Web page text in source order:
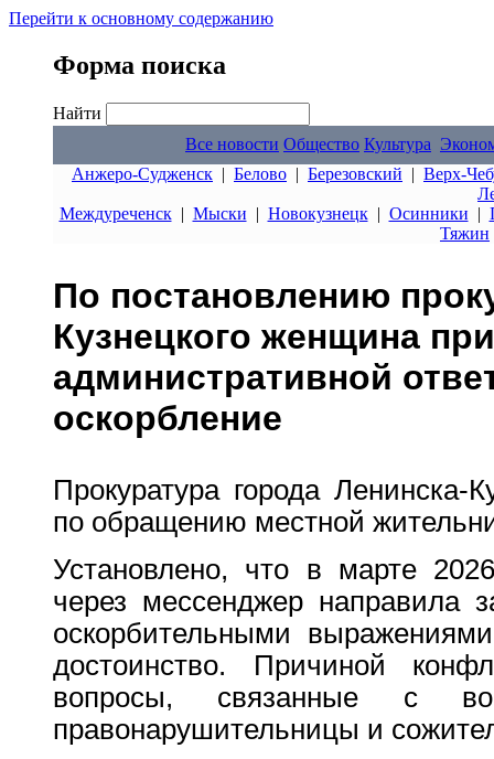
Перейти к основному содержанию
Форма поиска
Найти
Все новости Общество Культура
Анжеро-Судженск | Белово | Березовский | Верх-
Междуреченск| Мыски | Новокузнецк| Осинники |
Тяжин
По постановлению
Кузнецкого женщина
административной
оскорбление
Прокуратура города Ленинска-
по обращению местной
Установлено, что в марте
через мессенджер направила
оскорбительными
достоинство. Причиной
вопросы, связанные с
правонарушительницы и